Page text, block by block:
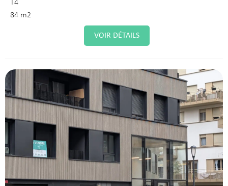
T4
84 m2
VOIR DÉTAILS